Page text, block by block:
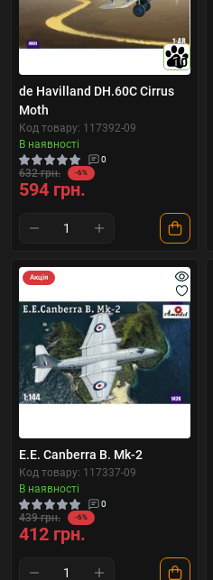
10
de Havilland DH.60C Cirrus
Moth
Код товару: 117392-09
В наявності
0
632 грн. -6%
594 грн.
Акція
E.E. Canberra B. Mk-2
Код товару: 117337-09
В наявності
0
439 грн. -6%
412 грн.